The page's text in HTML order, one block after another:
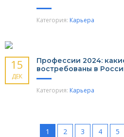
Категория: Карьера
15
ДЕК
Профессии 2024:
востребованы в
Категория: Карьера
1 2 3 4 5